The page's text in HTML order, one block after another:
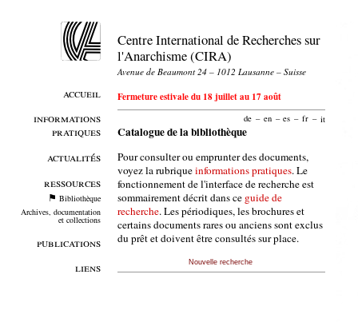
accueil
informations
pratiques
actualités
ressources
Bibliothèque
Archives, documentation
et collections
publications
liens
Centre International de Recherches sur
l'Anarchisme (CIRA)
Avenue de Beaumont 24 – 1012 Lausanne – Suisse
Fermeture estivale du 18 juillet au 17 août
de – en – es – fr – it
Catalogue de la bibliothèque
Pour consulter ou emprunter des documents,
voyez la rubriqueinformations pratiques. Le
fonctionnement de l'interface de recherche est
sommairement décrit dans ce guide de
recherche. Les périodiques, les brochures et
certains documents rares ou anciens sont exclus
du prêt et doivent être consultés sur place.
Nouvelle recherche